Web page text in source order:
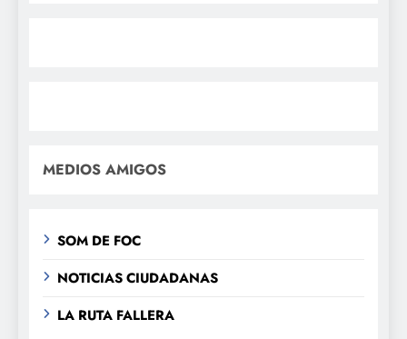
MEDIOS AMIGOS
SOM DE FOC
NOTICIAS CIUDADANAS
LA RUTA FALLERA